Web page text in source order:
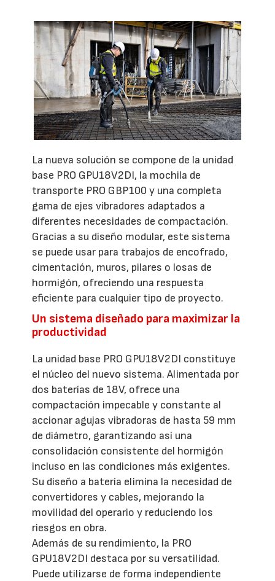
La nueva solución se compone de la unidad
base PRO GPU18V2DI, la mochila de
transporte PRO GBP100 y una completa
gama de ejes vibradores adaptados a
diferentes necesidades de compactación.
Gracias a su diseño modular, este sistema
se puede usar para trabajos de encofrado,
cimentación, muros, pilares o losas de
hormigón, ofreciendo una respuesta
eficiente para cualquier tipo de proyecto.
Un sistema diseñado para maximizar la
productividad
La unidad base PRO GPU18V2DI constituye
el núcleo del nuevo sistema. Alimentada por
dos baterías de 18V, ofrece una
compactación impecable y constante al
accionar agujas vibradoras de hasta 59 mm
de diámetro, garantizando así una
consolidación consistente del hormigón
incluso en las condiciones más exigentes.
Su diseño a batería elimina la necesidad de
convertidores y cables, mejorando la
movilidad del operario y reduciendo los
riesgos en obra.
Además de su rendimiento, la PRO
GPU18V2DI destaca por su versatilidad.
Puede utilizarse de forma independiente